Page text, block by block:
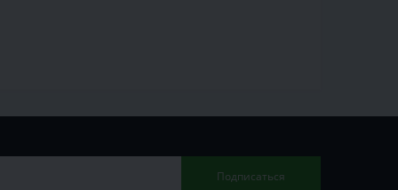
Подписаться